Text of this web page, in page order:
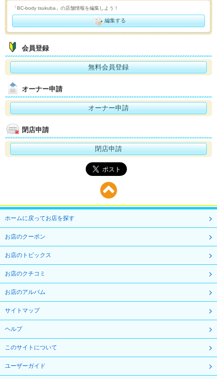
「BC-body tsukuba」の店舗情報を編集しよう！
編集する
会員登録
無料会員登録
オーナー申請
オーナー申請
閉店申請
閉店申請
ホームに戻ってお店を探す
お店のクーポン
お店のトピックス
お店のクチコミ
お店のアルバム
サイトマップ
ヘルプ
このサイトについて
ユーザーガイド